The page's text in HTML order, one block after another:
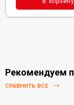
Рекомендуем
СРАВНИТЬ ВСЕ